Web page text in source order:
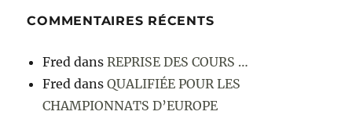
COMMENTAIRES RÉCENTS
Fred dansREPRISE DES COURS …
Fred dansQUALIFIÉE POUR LES
CHAMPIONNATS D’EUROPE